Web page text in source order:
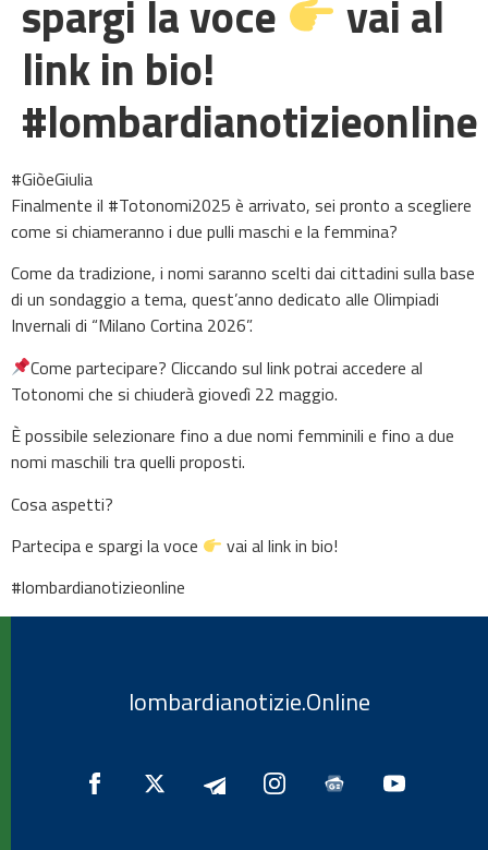
spargi la voce vai al
link in bio!
#lombardianotizieonline
#GiòeGiulia
Finalmente il #Totonomi2025 è arrivato, sei pronto a scegliere
come si chiameranno i due pulli maschi e la femmina?
Come da tradizione, i nomi saranno scelti dai cittadini sulla base
di un sondaggio a tema, quest’anno dedicato alle Olimpiadi
Invernali di “Milano Cortina 2026”.
Come partecipare? Cliccando sul link potrai accedere al
Totonomi che si chiuderà giovedì 22 maggio.
È possibile selezionare fino a due nomi femminili e fino a due
nomi maschili tra quelli proposti.
Cosa aspetti?
Partecipa e spargi la voce
vai al link in bio!
#lombardianotizieonline
lombardianotizie.Online